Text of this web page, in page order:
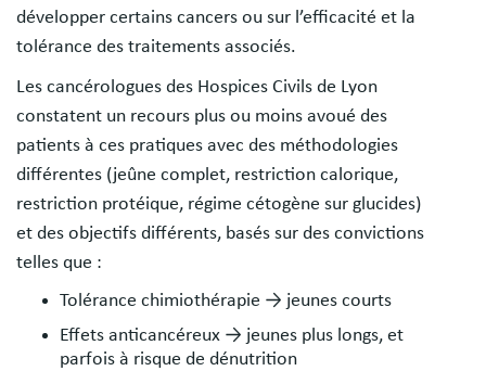
développer certains cancers ou sur l’efficacité et la
tolérance des traitements associés.
Les cancérologues des Hospices Civils de Lyon
constatent un recours plus ou moins avoué des
patients à ces pratiques avec des méthodologies
différentes (jeûne complet, restriction calorique,
restriction protéique, régime cétogène sur glucides)
et des objectifs différents, basés sur des convictions
telles que :
Tolérance chimiothérapie → jeunes courts
Effets anticancéreux → jeunes plus longs, et
parfois à risque de dénutrition